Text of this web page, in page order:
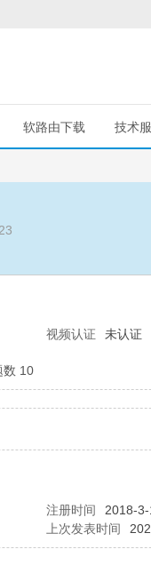
软路由下载 技术
视频认证 未认证
数 10
注册时间
2018-
上次发表时间